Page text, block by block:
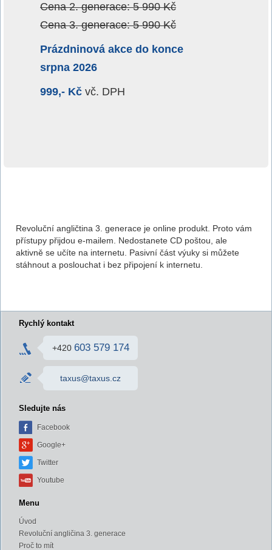
Cena 2. generace: 5 990 Kč
Cena 3. generace: 5 990 Kč
Prázdninová akce do konce
srpna 2026
999,- Kč vč. DPH
Revoluční angličtina 3. generace je online produkt. Proto vám
přístupy přijdou e-mailem. Nedostanete CD poštou, ale
aktivně se učíte na internetu. Pasivní část výuky si můžete
stáhnout a poslouchat i bez připojení k internetu.
Rychlý kontakt
+420 603 579 174
taxus@taxus.cz
Sledujte nás
Facebook
Google+
Twitter
Youtube
Menu
Úvod
Revoluční angličina 3. generace
Proč to mít